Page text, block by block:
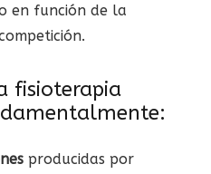
en función de la
fisioterapia
producidas por